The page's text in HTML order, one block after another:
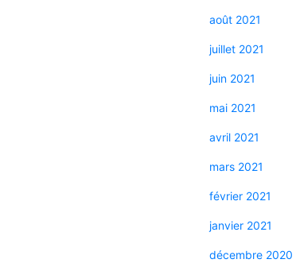
août 2021
juillet 2021
juin 2021
mai 2021
avril 2021
mars 2021
février 2021
janvier 2021
décembre 2020